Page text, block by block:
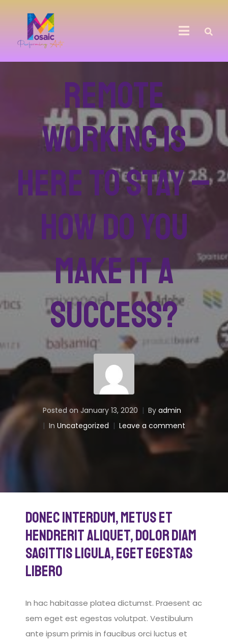
Remote
Working is
Here to Stay –
How Do You
Make It a
Success?
Posted onJanuary 13, 2020 By admin
In Uncategorized Leave a comment
Donec interdum, metus et
hendrerit aliquet, dolor diam
sagittis ligula, eget egestas
libero
In hac habitasse platea dictumst. Praesent ac
sem eget est egestas volutpat. Vestibulum
ante ipsum primis in faucibus orci luctus et